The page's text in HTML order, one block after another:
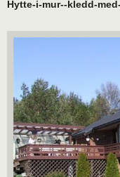
Hytte-i-mur--kledd-